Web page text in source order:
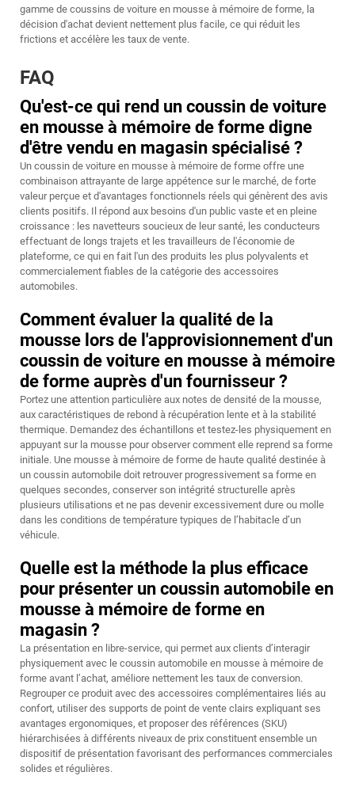
gamme de coussins de voiture en mousse à mémoire de forme, la
décision d'achat devient nettement plus facile, ce qui réduit les
frictions et accélère les taux de vente.
FAQ
Qu'est-ce qui rend un coussin de voiture
en mousse à mémoire de forme digne
d'être vendu en magasin spécialisé ?
Un coussin de voiture en mousse à mémoire de forme offre une
combinaison attrayante de large appétence sur le marché, de forte
valeur perçue et d'avantages fonctionnels réels qui génèrent des avis
clients positifs. Il répond aux besoins d'un public vaste et en pleine
croissance : les navetteurs soucieux de leur santé, les conducteurs
effectuant de longs trajets et les travailleurs de l'économie de
plateforme, ce qui en fait l'un des produits les plus polyvalents et
commercialement fiables de la catégorie des accessoires
automobiles.
Comment évaluer la qualité de la
mousse lors de l'approvisionnement d'un
coussin de voiture en mousse à mémoire
de forme auprès d'un fournisseur ?
Portez une attention particulière aux notes de densité de la mousse,
aux caractéristiques de rebond à récupération lente et à la stabilité
thermique. Demandez des échantillons et testez-les physiquement en
appuyant sur la mousse pour observer comment elle reprend sa forme
initiale. Une mousse à mémoire de forme de haute qualité destinée à
un coussin automobile doit retrouver progressivement sa forme en
quelques secondes, conserver son intégrité structurelle après
plusieurs utilisations et ne pas devenir excessivement dure ou molle
dans les conditions de température typiques de l’habitacle d’un
véhicule.
Quelle est la méthode la plus efficace
pour présenter un coussin automobile en
mousse à mémoire de forme en
magasin ?
La présentation en libre-service, qui permet aux clients d’interagir
physiquement avec le coussin automobile en mousse à mémoire de
forme avant l’achat, améliore nettement les taux de conversion.
Regrouper ce produit avec des accessoires complémentaires liés au
confort, utiliser des supports de point de vente clairs expliquant ses
avantages ergonomiques, et proposer des références (SKU)
hiérarchisées à différents niveaux de prix constituent ensemble un
dispositif de présentation favorisant des performances commerciales
solides et régulières.